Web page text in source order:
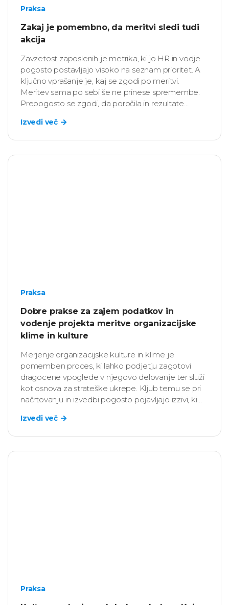
Praksa
Zakaj je pomembno, da meritvi sledi tudi
akcija
Zavzetost zaposlenih je metrika, ki jo HR in vodje
pogosto postavljajo visoko na seznam prioritet. A
ključno vprašanje je, kaj se zgodi po meritvi.
Meritev sama po sebi še ne prinese spremembe.
Prepogosto se zgodi, da poročila in rezultate
narejena, ne zgodijo pa se konkretni koraki.
Izvedi več
Praksa
Dobre prakse za zajem podatkov in
vodenje projekta meritve organizacijske
klime in kulture
Merjenje organizacijske kulture in klime je
pomemben proces, ki lahko podjetju zagotovi
dragocene vpoglede v njegovo delovanje ter služi
kot osnova za strateške ukrepe. Kljub temu se pri
načrtovanju in izvedbi pogosto pojavljajo izzivi, ki
projekta.
Izvedi več
Praksa